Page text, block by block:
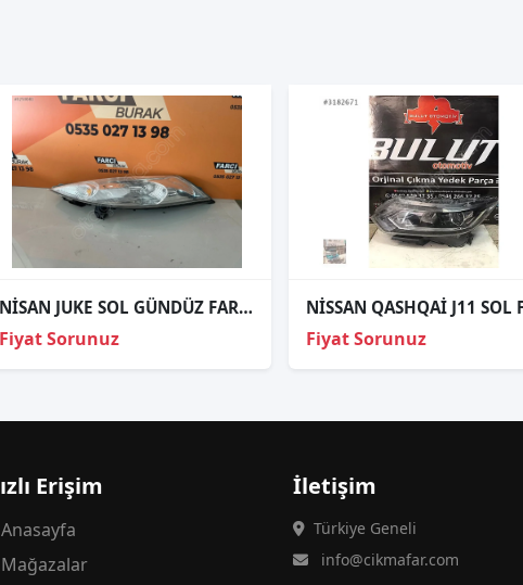
NİSAN JUKE SOL GÜNDÜZ FARI ORJİNAL
Fiyat Sorunuz Fiyat Sorunuz
Erişim
Anasayfa
Mağazalar
İletişim
Türkiye Geneli
info@cikmafar.com